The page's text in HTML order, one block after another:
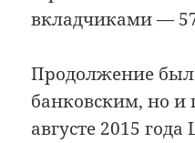
вкладчиками —
Продолжение
банковским, но
августе 2015